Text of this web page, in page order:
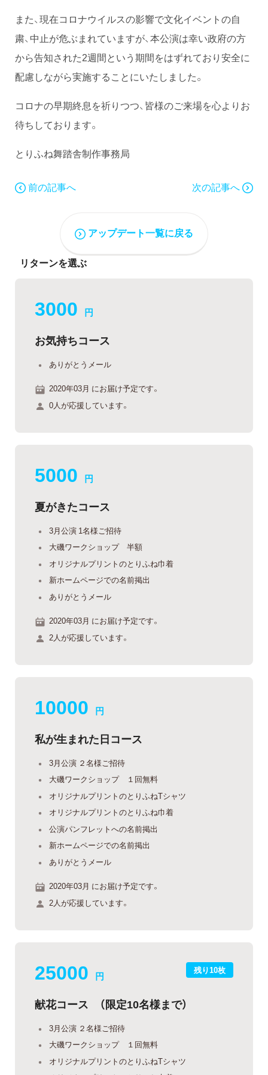
また、現在コロナウイルスの影響で文化イベントの自
粛、中止が危ぶまれていますが、本公演は幸い政府の方
から告知された2週間という期間をはずれており安全に
配慮しながら実施することにいたしました。
コロナの早期終息を祈りつつ、皆様のご来場を心よりお
待ちしております。
とりふね舞踏舎制作事務局
前の記事へ 次の記事へ
アップデート一覧に戻る
リターンを選ぶ
3000 円
お気持ちコース
ありがとうメール
2020年03月 にお届け予定です。
0人が応援しています。
5000 円
夏がきたコース
3月公演 1名様ご招待
大磯ワークショップ 半額
オリジナルプリントのとりふね巾着
新ホームページでの名前掲出
ありがとうメール
2020年03月 にお届け予定です。
2人が応援しています。
10000 円
私が生まれた日コース
3月公演 ２名様ご招待
大磯ワークショップ １回無料
オリジナルプリントのとりふねTシャツ
オリジナルプリントのとりふね巾着
公演パンフレットへの名前掲出
新ホームページでの名前掲出
ありがとうメール
2020年03月 にお届け予定です。
2人が応援しています。
残り10枚
25000 円
献花コース （限定10名様まで）
3月公演 ２名様ご招待
大磯ワークショップ １回無料
オリジナルプリントのとりふねTシャツ